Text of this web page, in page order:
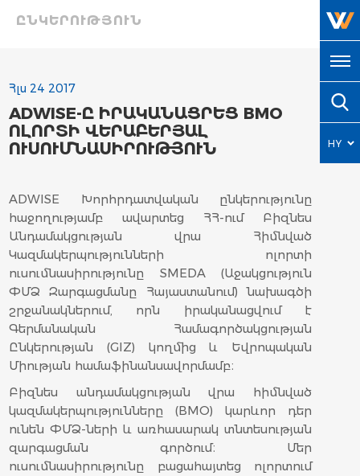
ԸՆԿԵՐՈՒԹՅՈՒՆ
HY
Հլս 24 2017
ADWISE-Ը ԻՐԱԿԱՆԱՑՐԵՑ BMO
ՈԼՈՐՏԻ ՎԵՐԱԲԵՐՅԱԼ
ՈՒՍՈՒՄՆԱՍԻՐՈՒԹՅՈՒՆ
ADWISE Խորհրդատվական ընկերությունը
հաջողությամբ ավարտեց ՀՀ-ում Բիզնես
Անդամակցության վրա Հիմնված
Կազմակերպությունների ոլորտի
ուսումնասիրությունը SMEDA (Աջակցություն
ՓՄՁ Զարգացմանը Հայաստանում) նախագծի
շրջանակներում, որն իրականացվում է
Գերմանական Համագործակցության
Ընկերության (GIZ) կողմից և Եվրոպական
Միության համաֆինանսավորմամբ։
Բիզնես անդամակցության վրա հիմնված
կազմակերպությունները (BMO) կարևոր դեր
ունեն ՓՄՁ-ների և առհասարակ տնտեսության
զարգացման գործում։ Մեր
ուսումնասիրությունը բացահայտեց ոլորտում